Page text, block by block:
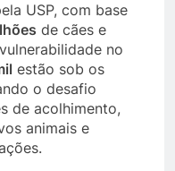
USP, com base
de cães e
no
estão sob os
o desafio
de acolhimento,
animais e